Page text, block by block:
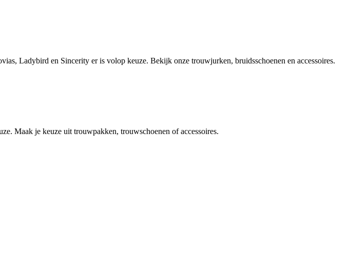
Ladybird en Sincerity er is volop keuze. Bekijk onze trouwjurken, bruidsschoenen en accessoires.
Maak je keuze uit trouwpakken, trouwschoenen of accessoires.